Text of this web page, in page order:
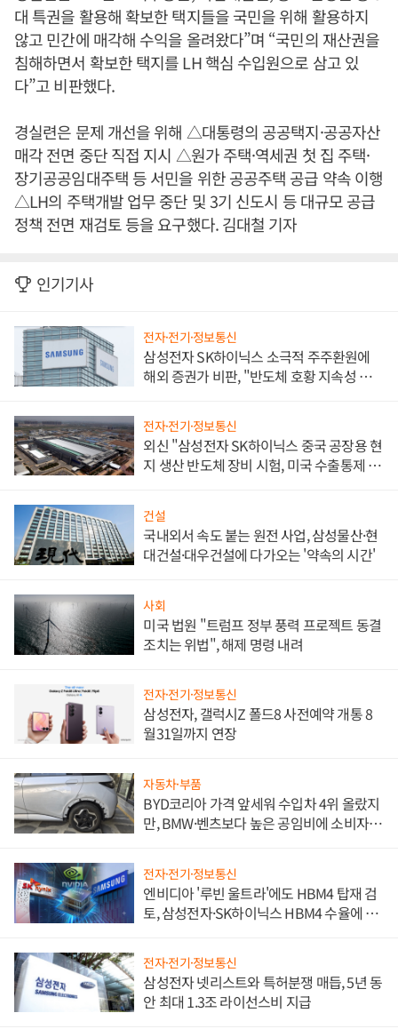
대 특권을 활용해 확보한 택지들을 국민을 위해 활용하지
않고 민간에 매각해 수익을 올려왔다”며 “국민의 재산권을
침해하면서 확보한 택지를 LH 핵심 수입원으로 삼고 있
다”고 비판했다.
경실련은 문제 개선을 위해 △대통령의 공공택지·공공자산
매각 전면 중단 직접 지시 △원가 주택·역세권 첫 집 주택·
장기공공임대주택 등 서민을 위한 공공주택 공급 약속 이행
△LH의 주택개발 업무 중단 및 3기 신도시 등 대규모 공급
정책 전면 재검토 등을 요구했다. 김대철 기자
인기기사
전자·전기·정보통신
삼성전자 SK하이닉스 소극적 주주환원에
해외 증권가 비판, "반도체 호황 지속성 의
전자·전기·정보통신
외신 "삼성전자 SK하이닉스 중국 공장용 현
지 생산 반도체 장비 시험, 미국 수출통제 대
건설
국내외서 속도 붙는 원전 사업, 삼성물산·현
대건설·대우건설에 다가오는 '약속의 시간'
사회
미국 법원 "트럼프 정부 풍력 프로젝트 동결
조치는 위법", 해제 명령 내려
전자·전기·정보통신
삼성전자, 갤럭시Z 폴드8 사전예약 개통 8
월31일까지 연장
자동차·부품
BYD코리아 가격 앞세워 수입차 4위 올랐지
만, BMW·벤츠보다 높은 공임비에 소비자
전자·전기·정보통신
엔비디아 '루빈 울트라'에도 HBM4 탑재 검
토, 삼성전자·SK하이닉스 HBM4 수율에 주
전자·전기·정보통신
삼성전자 넷리스트와 특허분쟁 매듭, 5년 동
안 최대 1.3조 라이선스비 지급